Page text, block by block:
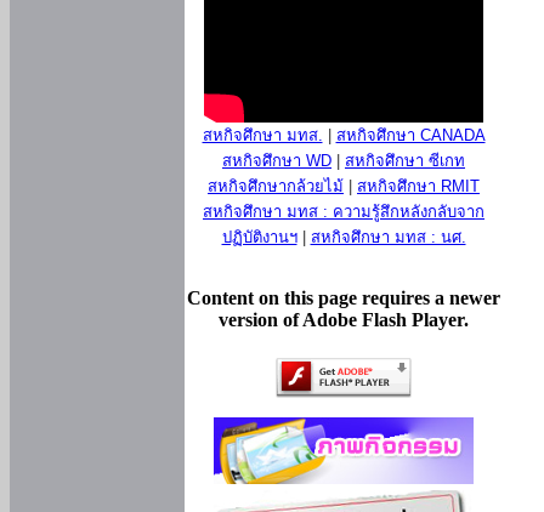
สหกิจศึกษา มทส.
สหกิจศึกษา CANADA
สหกิจศึกษา WD
สหกิจศึกษา ซีเกท
สหกิจศึกษากล้วยไม้
สหกิจศึกษา RMIT
สหกิจศึกษา มทส : ความรู้สึกหลังกลับจาก
ปฏิบัติงานฯ| สหกิจศึกษา มทส : นศ.
Content on this page requires a newer
version of Adobe Flash Player.